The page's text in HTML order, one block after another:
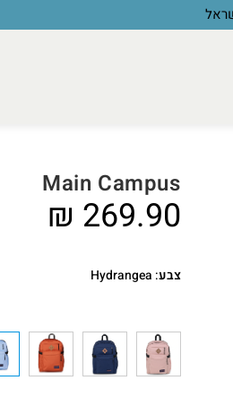
Main Campus
₪ 269.90
צבע:
Hydrangea